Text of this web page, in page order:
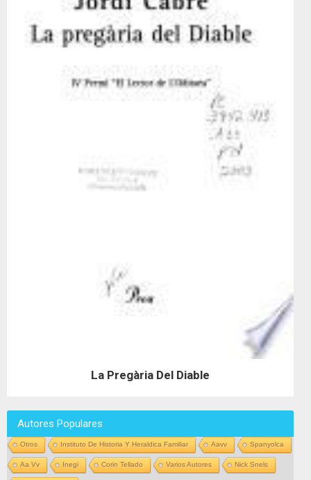
La Pregària Del Diable
Autores Populares
Otros Instituto De Historia Y Heraldica Familiar Aavv Spanyolca
Aa Vv Inegi Corin Tellado Varios Autores Nick Snels